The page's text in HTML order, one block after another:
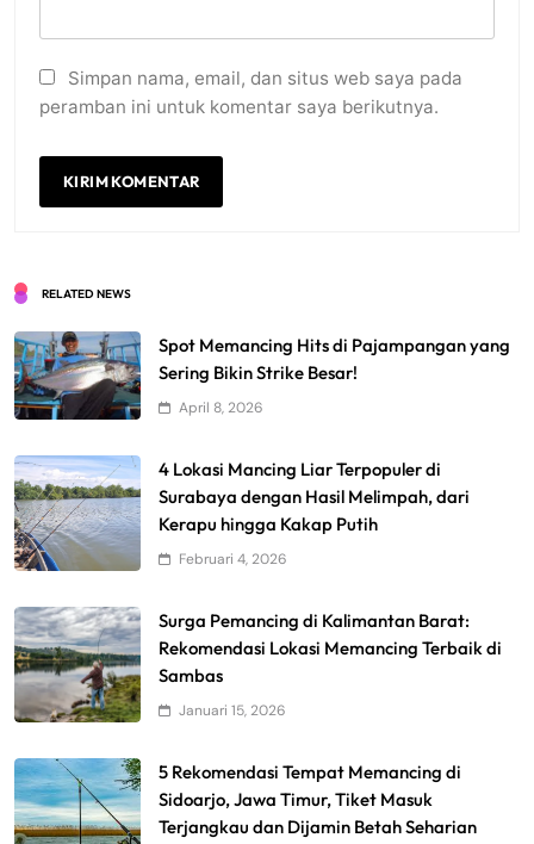
Simpan nama, email, dan situs web saya pada
peramban ini untuk komentar saya berikutnya.
RELATED NEWS
Spot Memancing Hits di Pajampangan yang
Sering Bikin Strike Besar!
April 8, 2026
4 Lokasi Mancing Liar Terpopuler di
Surabaya dengan Hasil Melimpah, dari
Kerapu hingga Kakap Putih
Februari 4, 2026
Surga Pemancing di Kalimantan Barat:
Rekomendasi Lokasi Memancing Terbaik di
Sambas
Januari 15, 2026
5 Rekomendasi Tempat Memancing di
Sidoarjo, Jawa Timur, Tiket Masuk
Terjangkau dan Dijamin Betah Seharian